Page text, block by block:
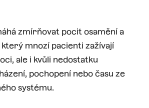
zmírňovat pocit osamění a
který mnozí pacienti zažívají
ale i kvůli nedostatku
pochopení nebo času ze
systému.